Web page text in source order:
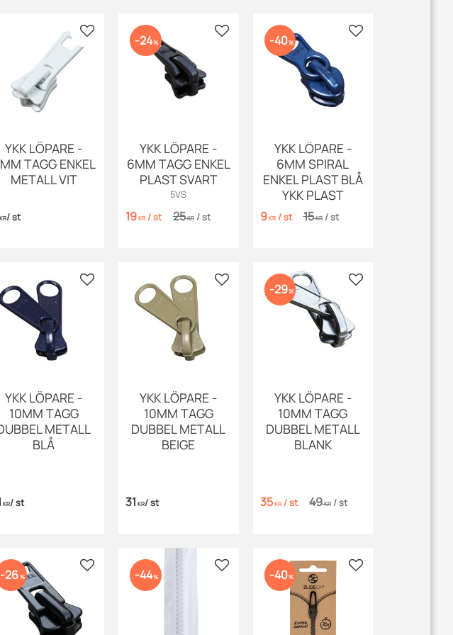
YKK LÖPARE -
TAGG ENKEL
METALL VIT
/st
Lägg till i favoriter
YKK LÖPARE -
6MM TAGG ENKEL
PLAST SVART
5VS
19KR /st 25KR /st
24% Lägg till i favoriter
YKK LÖPARE -
6MM SPIRAL
ENKEL PLAST BLÅ
YKK PLAST
9KR /st 15KR /st
40% Lägg till i favoriter
YKK LÖPARE -
10MM TAGG
METALL
BLÅ
KR/st
Lägg till i favoriter
YKK LÖPARE -
10MM TAGG
DUBBEL METALL
BEIGE
31 KR/st
Lägg till i favoriter
YKK LÖPARE -
10MM TAGG
DUBBEL METALL
BLANK
35KR /st 49KR /st
29% Lägg till i favoriter
26% Lägg till i favoriter
44% Lägg till i favoriter
40% Lägg till i favoriter